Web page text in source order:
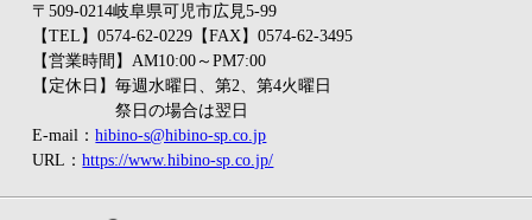
〒509-0214岐阜県可児市広見5-99
【TEL】0574-62-0229【FAX】0574-62-3495
【営業時間】AM10:00～PM7:00
【定休日】毎週水曜日、第2、第4火曜日
祭日の場合は翌日
E-mail：hibino-s@hibino-sp.co.jp
URL：https://www.hibino-sp.co.jp/